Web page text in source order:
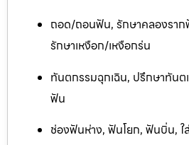
ถอด/ถอนฟัน, รักษาคลองรา
รักษาเหงือก/เหงือกร่น
ทันตกรรมฉุกเฉิน, ปรึกษาทัน
ฟัน
ช่องฟันห่าง, ฟันโยก, ฟันบิ่น, ใ